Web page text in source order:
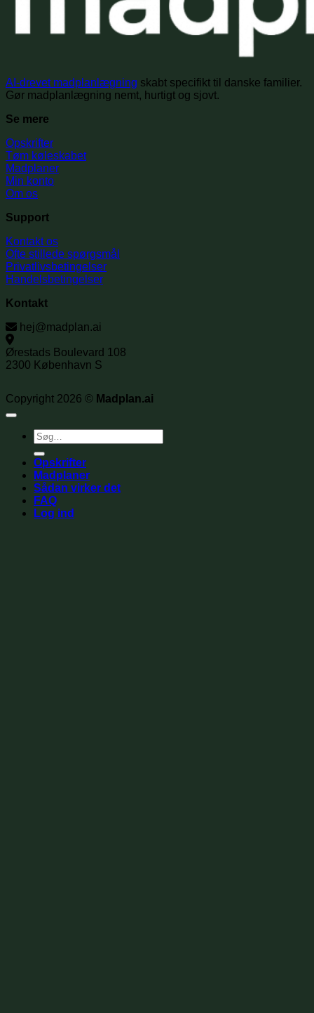
AI-drevet madplanlægning skabt specifikt til danske familier.
Gør madplanlægning nemt, hurtigt og sjovt.
Se mere
Opskrifter
Tøm køleskabet
Madplaner
Min konto
Om os
Support
Kontakt os
Ofte stillede spørgsmål
Privatlivsbetingelser
Handelsbetingelser
Kontakt
hej@madplan.ai
Ørestads Boulevard 108
2300 København S
Copyright 2026 © Madplan.ai
Søg
efter:
Opskrifter
Madplaner
Sådan virker det
FAQ
Log ind